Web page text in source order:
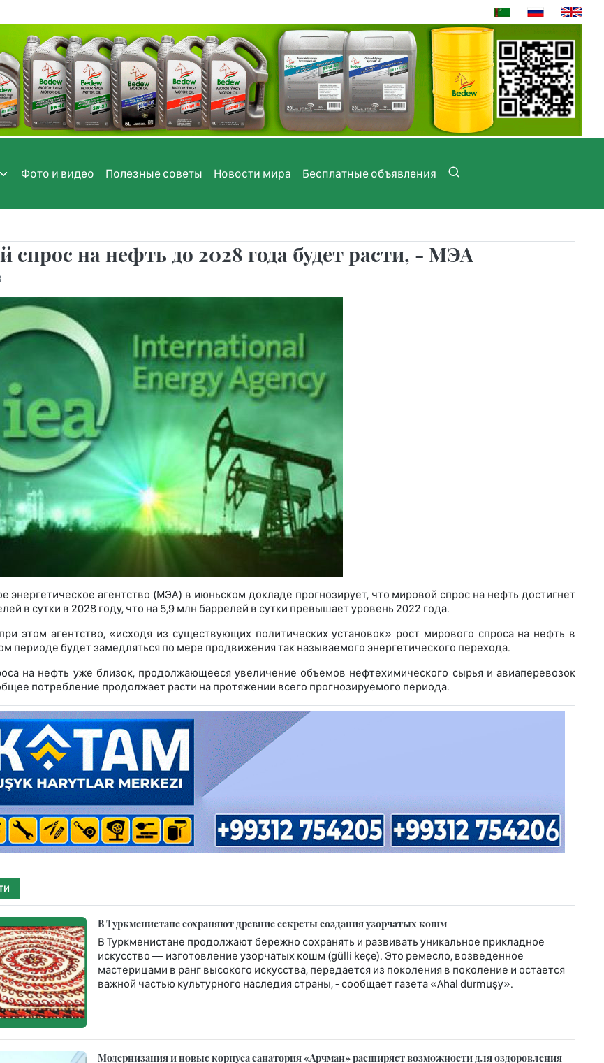
Фото и видео Полезные советы Новости мира Бесплатные объявления
спрос на нефть до 2028 года будет расти, - МЭА
энергетическое агентство (МЭА) в июньском докладе прогнозирует, что мировой спрос на нефть достигнет
в сутки в 2028 году, что на 5,9 млн баррелей в сутки превышает уровень 2022 года.
этом агентство, «исходя из существующих политических установок» рост мирового спроса на нефть в
периоде будет замедляться по мере продвижения так называемого энергетического перехода.
на нефть уже близок, продолжающееся увеличение объемов нефтехимического сырья и авиаперевозок
потребление продолжает расти на протяжении всего прогнозируемого периода.
В Туркменистане сохраняют древние секреты создания узорчатых кошм
В Туркменистане продолжают бережно сохранять и развивать уникальное прикладное
искусство — изготовление узорчатых кошм (gülli keçe). Это ремесло, возведенное
мастерицами в ранг высокого искусства, передается из поколения в поколение и остается
важной частью культурного наследия страны, - сообщает газета «Ahal durmuşy».
Модернизация и новые корпуса санатория «Арчман» расширяет возможности для оздоровления